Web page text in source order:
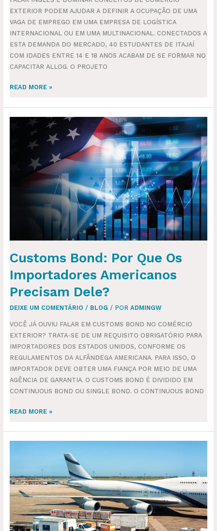
EXTERIOR PODEM AJUDAR A DEFINIR A OCUPAÇÃO DE UMA
VAGA DE EMPREGO EM UMA EMPRESA DE LOGÍSTICA
INTERNACIONAL OU EM UMA MULTINACIONAL. CONECTADOS A
ESTA DEMANDA DO MERCADO, 40 ESTUDANTES DE ITAJAÍ
COM IDADES ENTRE 14 E 18 ANOS ACABAM DE SE FORMAR NO
CAPACITAR ALLOG. O PROJETO
READ MORE »
Customs Bond: Por Que Os
Importadores Americanos
Precisam Dele?
DEIXE UM COMENTÁRIO / BLOG / POR ADMINGW
VOCÊ JÁ OUVIU FALAR EM CUSTOMS BOND NO COMÉRCIO
EXTERIOR? TRATA-SE DE UM REQUISITO OBRIGATÓRIO PARA
IMPORTADORES DOS ESTADOS UNIDOS, CONFORME OS
REGULAMENTOS DA ALFÂNDEGA AMERICANA. PARA ISSO, O
IMPORTADOR DEVE OBTER UMA FIANÇA POR MEIO DE UMA
AGÊNCIA DE GARANTIA. O CUSTOMS BOND É DIVIDIDO EM
CONTINUOUS BOND OU SINGLE BOND. O CONTINUOUS BOND
CUSTOMS
IMPORTADORES
AMERICANOS
READ MORE »
AÉREO:
DEMANDA
GERA
PICO
NO